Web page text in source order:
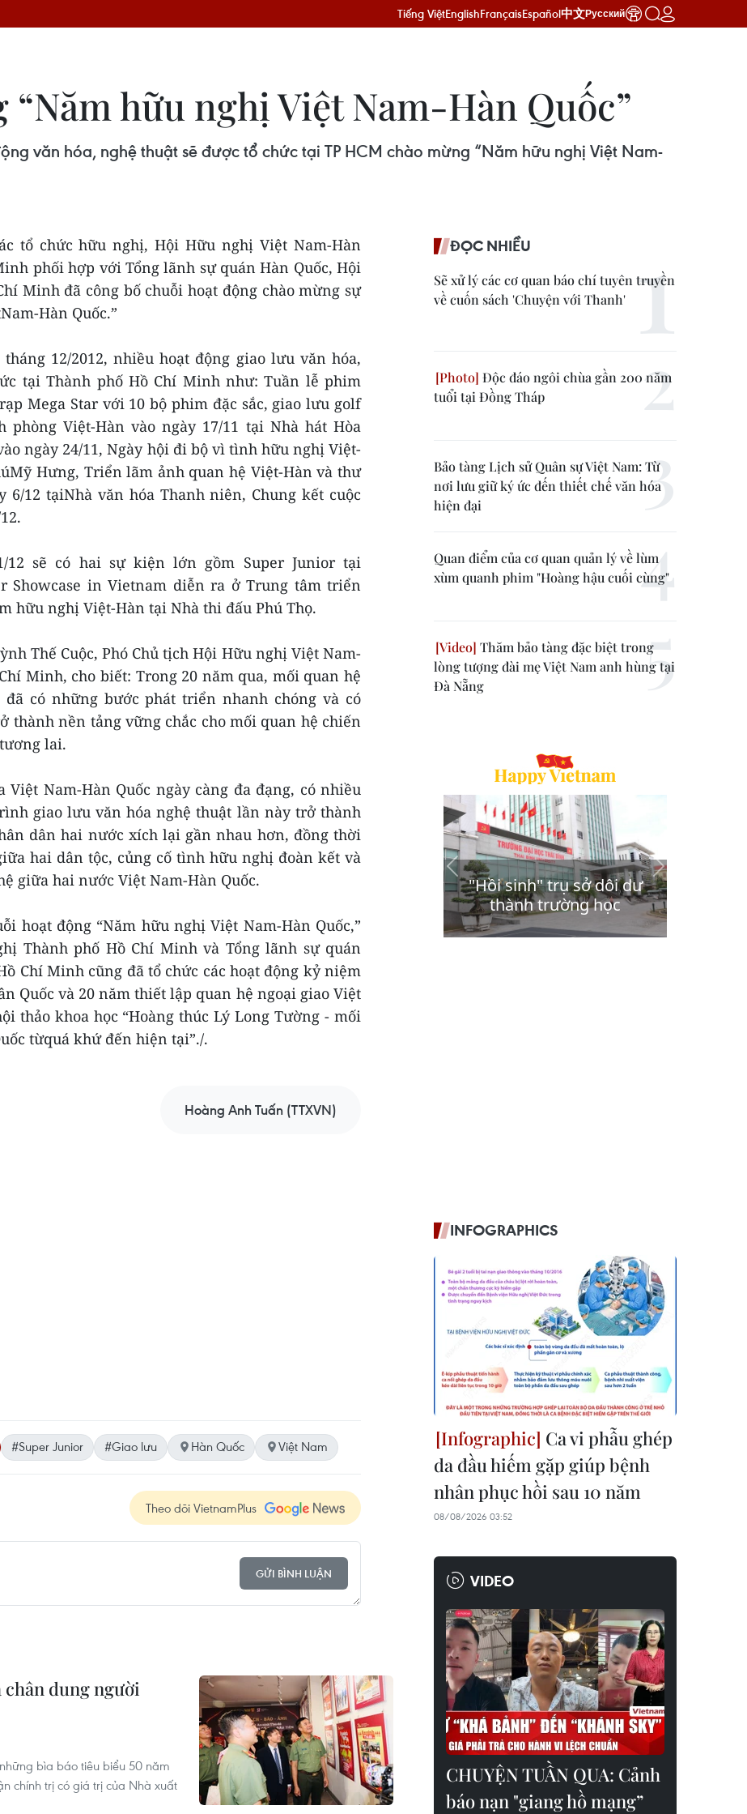
Tiếng ViệtEnglishFrançaisEspañol中文Русский
hữu nghị Việt Nam-Hàn Quốc”
văn hóa, nghệ thuật sẽ được tổ chức tại TP HCM chào mừng “Năm hữu nghị Việt Nam-
tổ chức hữu nghị, Hội Hữu nghị Việt Nam-Hàn
phối hợp với Tổng lãnh sự quán Hàn Quốc, Hội
Minh đã công bố chuỗi hoạt động chào mừng sự
Hàn Quốc.”
12/2012, nhiều hoạt động giao lưu văn hóa,
tại Thành phố Hồ Chí Minh như: Tuần lễ phim
Mega Star với 10 bộ phim đặc sắc, giao lưu golf
phòng Việt-Hàn vào ngày 17/11 tại Nhà hát Hòa
ngày 24/11, Ngày hội đi bộ vì tình hữu nghị Việt-
Hưng, Triển lãm ảnh quan hệ Việt-Hàn và thư
6/12 tạiNhà văn hóa Thanh niên, Chung kết cuộc
12 sẽ có hai sự kiện lớn gồm Super Junior tại
Showcase in Vietnam diễn ra ở Trung tâm triển
hữu nghị Việt-Hàn tại Nhà thi đấu Phú Thọ.
Thế Cuộc, Phó Chủ tịch Hội Hữu nghị Việt Nam-
Minh, cho biết: Trong 20 năm qua, mối quan hệ
đã có những bước phát triển nhanh chóng và có
thành nền tảng vững chắc cho mối quan hệ chiến
lai.
Việt Nam-Hàn Quốc ngày càng đa đạng, có nhiều
giao lưu văn hóa nghệ thuật lần này trở thành
dân hai nước xích lại gần nhau hơn, đồng thời
hai dân tộc, củng cố tình hữu nghị đoàn kết và
giữa hai nước Việt Nam-Hàn Quốc.
hoạt động “Năm hữu nghị Việt Nam-Hàn Quốc,”
Thành phố Hồ Chí Minh và Tổng lãnh sự quán
Chí Minh cũng đã tổ chức các hoạt động kỷ niệm
Quốc và 20 năm thiết lập quan hệ ngoại giao Việt
thảo khoa học “Hoàng thúc Lý Long Tường - mối
từquá khứ đến hiện tại”./.
Hoàng Anh Tuấn (TTXVN)
#Super Junior #Giao lưu Hàn Quốc Việt Nam
Theo dõi VietnamPlus
GỬI BÌNH LUẬN
chân dung người
bìa báo tiêu biểu 50 năm
chính trị có giá trị của Nhà xuất
ĐỌC NHIỀU
Sẽ xử lý các cơ quan báo chí tuyên truyền
về cuốn sách 'Chuyện với Thanh'
Độc đáo ngôi chùa gần 200 năm
tuổi tại Đồng Tháp
Bảo tàng Lịch sử Quân sự Việt Nam: Từ
nơi lưu giữ ký ức đến thiết chế văn hóa
hiện đại
Quan điểm của cơ quan quản lý về lùm
xùm quanh phim "Hoàng hậu cuối cùng"
Thăm bảo tàng đặc biệt trong
lòng tượng đài mẹ Việt Nam anh hùng tại
Đà Nẵng
INFOGRAPHICS
Ca vi phẫu ghép
da đầu hiếm gặp giúp bệnh
nhân phục hồi sau 10 năm
08/08/2026 03:52
VIDEO
CHUYỆN TUẦN QUA: Cảnh
báo nạn "giang hồ mạng”